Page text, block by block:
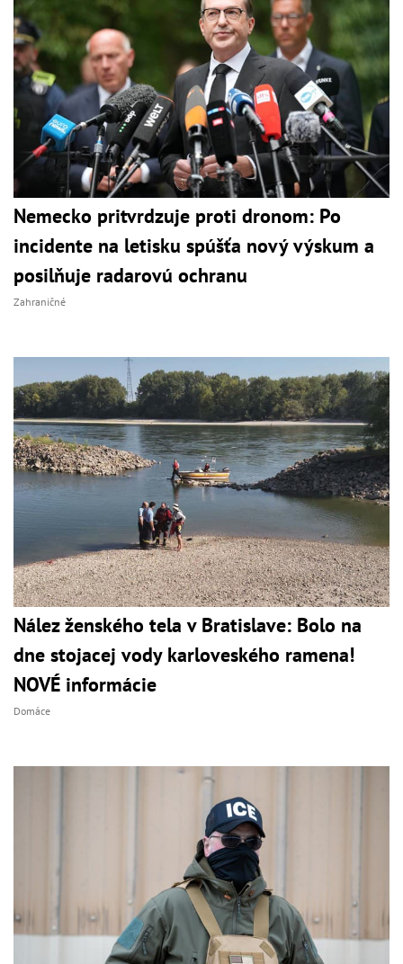
Nemecko pritvrdzuje proti dronom: Po
incidente na letisku spúšťa nový výskum a
posilňuje radarovú ochranu
Zahraničné
Nález ženského tela v Bratislave: Bolo na
dne stojacej vody karloveského ramena!
NOVÉ informácie
Domáce